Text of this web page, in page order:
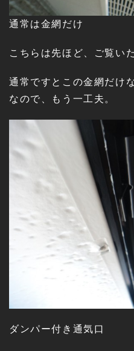
通常は金網だけ
こちらは先ほど、ご覧い
通常ですとこの金網だけ
なので、もう一工夫。
ダンパー付き通気口